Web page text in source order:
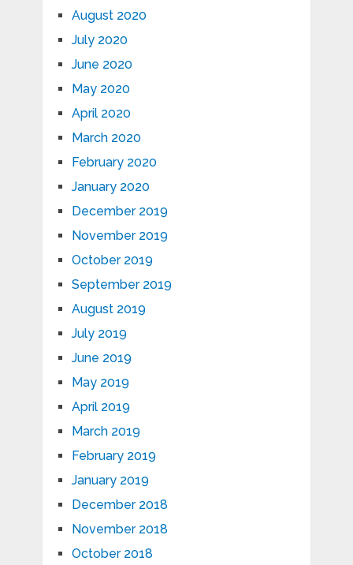
August 2020
July 2020
June 2020
May 2020
April 2020
March 2020
February 2020
January 2020
December 2019
November 2019
October 2019
September 2019
August 2019
July 2019
June 2019
May 2019
April 2019
March 2019
February 2019
January 2019
December 2018
November 2018
October 2018